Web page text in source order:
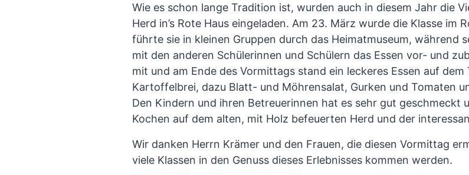
Wie es schon lange Tradition ist, wurden auch in diesem Jahr die
Herd in’s Rote Haus eingeladen. Am 23. März wurde die Klasse im
führte sie in kleinen Gruppen durch das Heimatmuseum, während
mit den anderen Schülerinnen und Schülern das Essen vor- und
mit und am Ende des Vormittags stand ein leckeres Essen auf
Kartoffelbrei, dazu Blatt- und Möhrensalat, Gurken und Tomaten
Den Kindern und ihren Betreuerinnen hat es sehr gut geschmeckt
Kochen auf dem alten, mit Holz befeuerten Herd und der
Wir danken Herrn Krämer und den Frauen, die diesen Vormittag
viele Klassen in den Genuss dieses Erlebnisses kommen werden.